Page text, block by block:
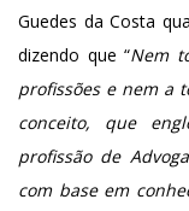
Guedes da Costa
dizendo que “Nem
profissões e nem a
conceito, que
profissão de
com base em